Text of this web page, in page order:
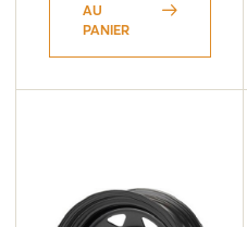
AU
PANIER